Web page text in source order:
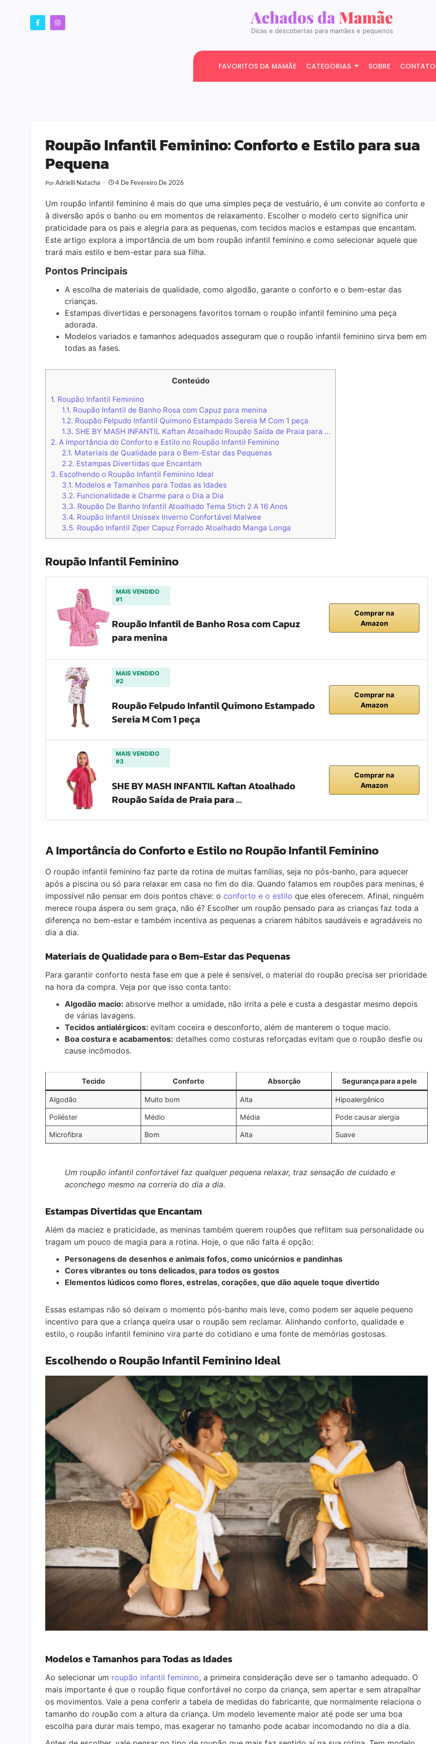
Dicas e descobertas para mamães e pequenos
FAVORITOS DA MAMÃE CATEGORIAS SOBRE CONTATO
Roupão Infantil Feminino: Conforto e Estilo para sua
Pequena
PorAdrielli Natacha 4 De Fevereiro De 2026
Um roupão infantil feminino é mais do que uma simples peça de vestuário, é um convite ao conforto e
à diversão após o banho ou em momentos de relaxamento. Escolher o modelo certo significa unir
praticidade para os pais e alegria para as pequenas, com tecidos macios e estampas que encantam.
Este artigo explora a importância de um bom roupão infantil feminino e como selecionar aquele que
trará mais estilo e bem-estar para sua filha.
Pontos Principais
A escolha de materiais de qualidade, como algodão, garante o conforto e o bem-estar das
crianças.
Estampas divertidas e personagens favoritos tornam o roupão infantil feminino uma peça
adorada.
Modelos variados e tamanhos adequados asseguram que o roupão infantil feminino sirva bem em
todas as fases.
Conteúdo
1. Roupão Infantil Feminino
1.1. Roupão Infantil de Banho Rosa com Capuz para menina
1.2. Roupão Felpudo Infantil Quimono Estampado Sereia M Com 1 peça
1.3. SHE BY MASH INFANTIL Kaftan Atoalhado Roupão Saída de Praia para …
2. A Importância do Conforto e Estilo no Roupão Infantil Feminino
2.1. Materiais de Qualidade para o Bem-Estar das Pequenas
2.2. Estampas Divertidas que Encantam
3. Escolhendo o Roupão Infantil Feminino Ideal
3.1. Modelos e Tamanhos para Todas as Idades
3.2. Funcionalidade e Charme para o Dia a Dia
3.3. Roupão De Banho Infantil Atoalhado Tema Stich 2 A 16 Anos
3.4. Roupão Infantil Unissex Inverno Confortável Malwee
3.5. Roupão Infantil Ziper Capuz Forrado Atoalhado Manga Longa
Roupão Infantil Feminino
MAIS VENDIDO
#1
Roupão Infantil de Banho Rosa com Capuz
para menina
Comprar na
Amazon
MAIS VENDIDO
#2
Roupão Felpudo Infantil Quimono Estampado
Sereia M Com 1 peça
Comprar na
Amazon
MAIS VENDIDO
#3
SHE BY MASH INFANTIL Kaftan Atoalhado
Roupão Saída de Praia para …
Comprar na
Amazon
A Importância do Conforto e Estilo no Roupão Infantil Feminino
O roupão infantil feminino faz parte da rotina de muitas famílias, seja no pós-banho, para aquecer
após a piscina ou só para relaxar em casa no fim do dia. Quando falamos em roupões para meninas, é
impossível não pensar em dois pontos chave: o conforto e o estilo que eles oferecem. Afinal, ninguém
merece roupa áspera ou sem graça, não é? Escolher um roupão pensado para as crianças faz toda a
diferença no bem-estar e também incentiva as pequenas a criarem hábitos saudáveis e agradáveis no
dia a dia.
Materiais de Qualidade para o Bem-Estar das Pequenas
Para garantir conforto nesta fase em que a pele é sensível, o material do roupão precisa ser prioridade
na hora da compra. Veja por que isso conta tanto:
Algodão macio: absorve melhor a umidade, não irrita a pele e custa a desgastar mesmo depois
de várias lavagens.
Tecidos antialérgicos: evitam coceira e desconforto, além de manterem o toque macio.
Boa costura e acabamentos: detalhes como costuras reforçadas evitam que o roupão desfie ou
cause incômodos.
Tecido Conforto Absorção Segurança para a pele
Algodão Muito bom Alta Hipoalergênico
Poliéster Médio Média Pode causar alergia
Microfibra Bom Alta Suave
Um roupão infantil confortável faz qualquer pequena relaxar, traz sensação de cuidado e
aconchego mesmo na correria do dia a dia.
Estampas Divertidas que Encantam
Além da maciez e praticidade, as meninas também querem roupões que reflitam sua personalidade ou
tragam um pouco de magia para a rotina. Hoje, o que não falta é opção:
Personagens de desenhos e animais fofos, como unicórnios e pandinhas
Cores vibrantes ou tons delicados, para todos os gostos
Elementos lúdicos como flores, estrelas, corações, que dão aquele toque divertido
Essas estampas não só deixam o momento pós-banho mais leve, como podem ser aquele pequeno
incentivo para que a criança queira usar o roupão sem reclamar. Alinhando conforto, qualidade e
estilo, o roupão infantil feminino vira parte do cotidiano e uma fonte de memórias gostosas.
Escolhendo o Roupão Infantil Feminino Ideal
Modelos e Tamanhos para Todas as Idades
Ao selecionar um roupão infantil feminino, a primeira consideração deve ser o tamanho adequado. O
mais importante é que o roupão fique confortável no corpo da criança, sem apertar e sem atrapalhar
os movimentos. Vale a pena conferir a tabela de medidas do fabricante, que normalmente relaciona o
tamanho do roupão com a altura da criança. Um modelo levemente maior até pode ser uma boa
escolha para durar mais tempo, mas exagerar no tamanho pode acabar incomodando no dia a dia.